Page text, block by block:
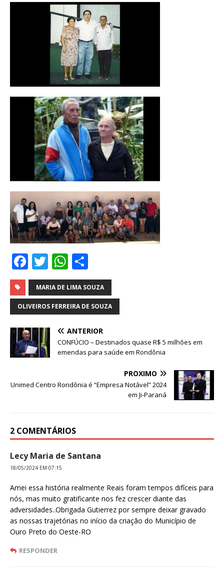
F
a
c
e
b
o
o
T
w
it
te
r
W
h
at
s
A
p
p
h
ar
e
MARIA DE LIMA SOUZA
OLIVEIROS FERREIRA DE SOUZA
ANTERIOR
CONFÚCIO – Destinados quase R$ 5 milhões em
emendas para saúde em Rondônia
PRÓXIMO
Unimed Centro Rondônia é “Empresa Notável” 2024
em Ji-Paraná
2 COMENTÁRIOS
Lecy Maria de Santana
18/05/2024 EM 07:15
Amei essa história realmente Reais foram tempos difíceis para
nós, mas muito gratificante nos fez crescer diante das
adversidades..Obrigada Gutierrez por sempre deixar gravado
as nossas trajetórias no início da criação do Município de
Ouro Preto do Oeste-RO
RESPONDER